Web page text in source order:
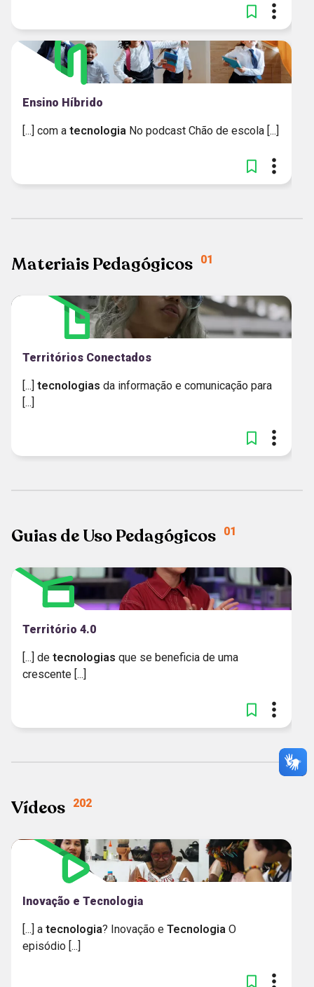
Ensino Híbrido
[...] com a tecnologia No podcast Chão de escola [...]
Materiais Pedagógicos 01
Territórios Conectados
[...] tecnologias da informação e comunicação para
[...]
Guias de Uso Pedagógicos 01
Território 4.0
[...] de tecnologias que se beneficia de uma
crescente [...]
Vídeos 202
Inovação e Tecnologia
[...] a tecnologia? Inovação e Tecnologia O
episódio [...]